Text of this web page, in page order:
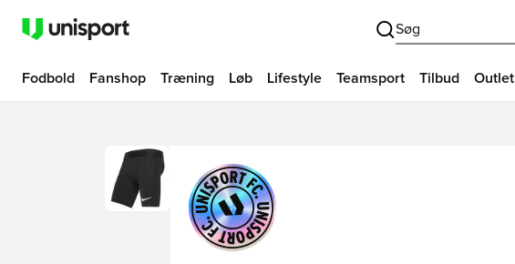
Søg
Fodbold Fanshop Træning Løb Lifestyle Teamsport Tilbud Outlet